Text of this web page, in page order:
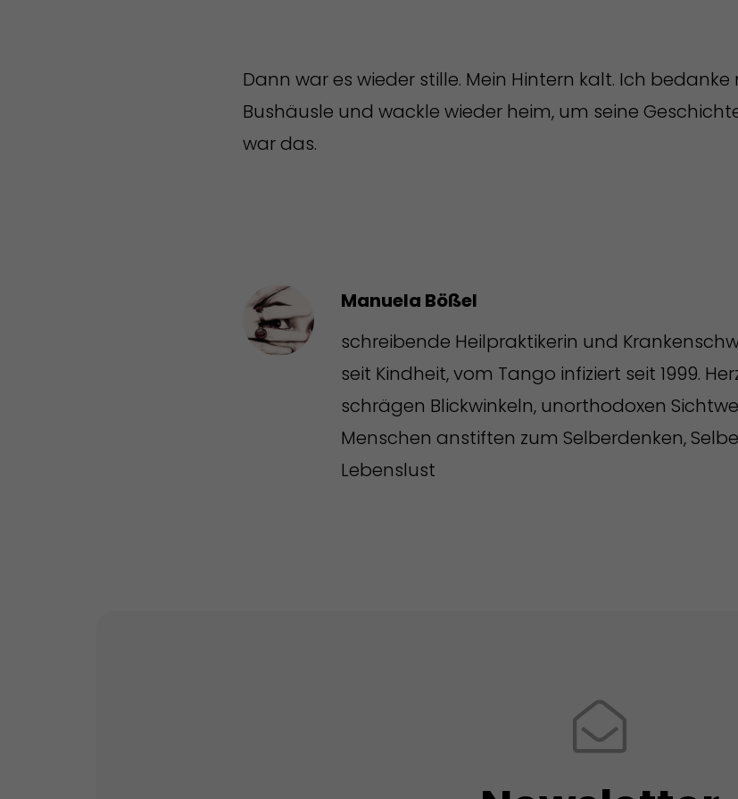
Dann war es wieder stille. Mein Hintern kalt. Ich
Bushäusle und wackle wieder heim, um seine
war das.
Manuela Bößel
schreibende Heilpraktikerin und
seit Kindheit, vom Tango infiziert seit 1999.
schrägen Blickwinkeln, unorthodoxen
Menschen anstiften zum Selberdenken,
Lebenslust